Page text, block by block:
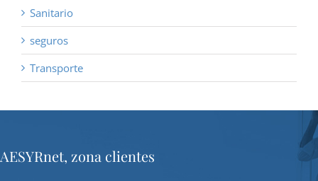
Sanitario
seguros
Transporte
AESYRnet, zona clientes